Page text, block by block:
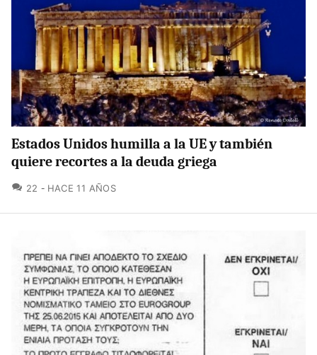
Estados Unidos humilla a la UE y también
quiere recortes a la deuda griega
22 COMENTARIOS
HACE 11 AÑOS